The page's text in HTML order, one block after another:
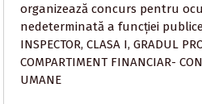
organizează concurs pentru
nedeterminată a funcției
INSPECTOR, CLASA I, GRADUL
COMPARTIMENT FINANCIAR-
UMANE